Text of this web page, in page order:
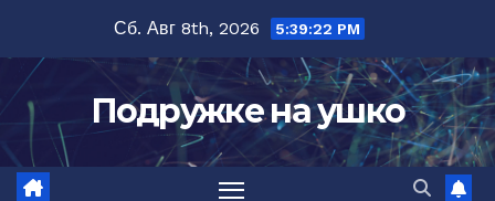
содержимому
Сб. Авг 8th, 2026 5:39:23 PM
Подружке на ушко